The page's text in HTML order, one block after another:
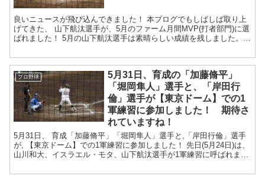
良いニュースが飛び込んできました！ 本ブログでもしばしば取り上
げてきた、 山下航汰選手が、5月のファーム月間MVP(打者部門)に選
ばれました！ 5月の山下航汰選手は素晴らしい成績を残しました。
プロ野球
5月31日、育成の「加藤脩平」
「堀岡隼人」選手と、「岸田行
倫」選手が【東京ドーム】での1
軍練習に参加しました！ 期待さ
れていますね！
5月31日、 育成「加藤脩平」「堀岡隼人」選手と,「岸田行倫」選手
が, 【東京ドーム】での1軍練習に参加しました！ 先日(5月24日)は、
山川和大、イスラエル・モタ、山下航汰選手が1軍練習に呼ばれまし